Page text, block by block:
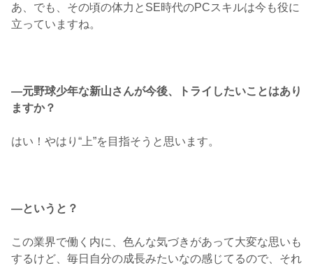
あ、でも、その頃の体力とSE時代のPCスキルは今も役に
立っていますね。
―元野球少年な新山さんが今後、トライしたいことはあり
ますか？
はい！やはり“上”を目指そうと思います。
―というと？
この業界で働く内に、色んな気づきがあって大変な思いも
するけど、毎日自分の成長みたいなの感じてるので、それ